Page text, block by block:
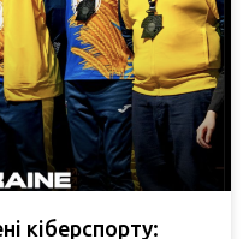
кіберспорту: